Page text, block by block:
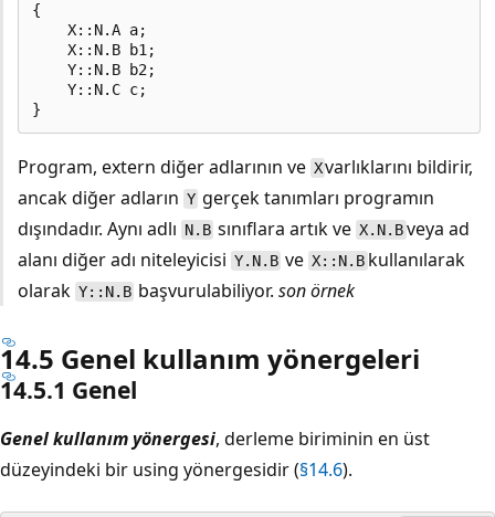
{
    X::N.A a;
    X::N.B b1;
    Y::N.B b2;
    Y::N.C c;
Program, extern diğer adlarının ve Xvarlıklarını bildirir,
ancak diğer adların Y gerçek tanımları programın
dışındadır. Aynı adlı N.B sınıflara artık veX.N.Bveya ad
alanı diğer adı niteleyicisi Y.N.B ve X::N.B kullanılarak
olarak Y::N.B başvurulabiliyor.son örnek
14.5 Genel kullanım yönergeleri
14.5.1 Genel
Genel kullanım yönergesi, derleme biriminin en üst
düzeyindeki bir using yönergesidir (§14.6).